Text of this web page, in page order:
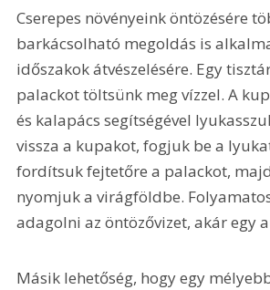
Cserepes növényeink öntözésére
barkácsolható megoldás is
időszakok átvészelésére. Egy
palackot töltsünk meg vízzel. A
és kalapács segítségével
vissza a kupakot, fogjuk be a
fordítsuk fejtetőre a palackot,
nyomjuk a virágföldbe.
adagolni az öntözővizet, akár egy
Másik lehetőség, hogy egy